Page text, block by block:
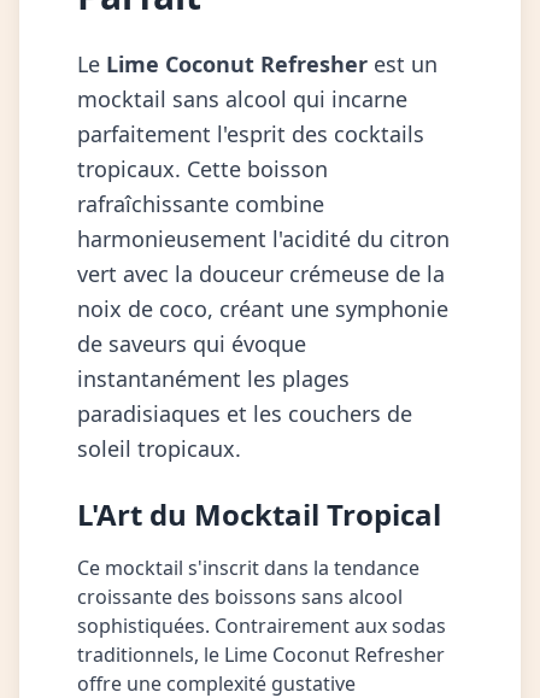
Le Lime Coconut Refresher est un
mocktail sans alcool qui incarne
parfaitement l'esprit des cocktails
tropicaux. Cette boisson
rafraîchissante combine
harmonieusement l'acidité du citron
vert avec la douceur crémeuse de la
noix de coco, créant une symphonie
de saveurs qui évoque
instantanément les plages
paradisiaques et les couchers de
soleil tropicaux.
L'Art du Mocktail Tropical
Ce mocktail s'inscrit dans la tendance
croissante des boissons sans alcool
sophistiquées. Contrairement aux sodas
traditionnels, le Lime Coconut Refresher
offre une complexité gustative